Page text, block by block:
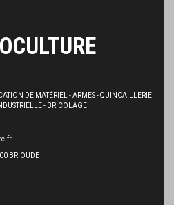
DE MATÉRIEL - ARMES - QUINCAILLERIE
- BRICOLAGE
BRIOUDE